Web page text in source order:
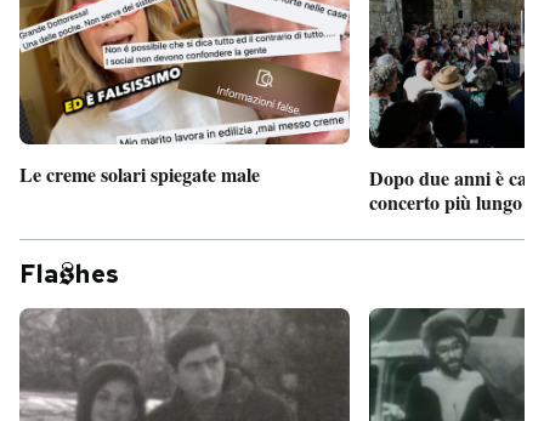
Le creme solari spiegate male
Dopo due anni è
concerto più lungo
Fla hes